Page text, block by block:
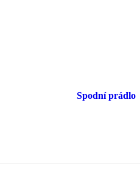
Spodní prádlo